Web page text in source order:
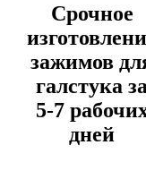
Срочное
зажимов
галстука
5-7
дней